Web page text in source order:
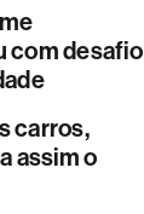
com desafio
carros,
assim o